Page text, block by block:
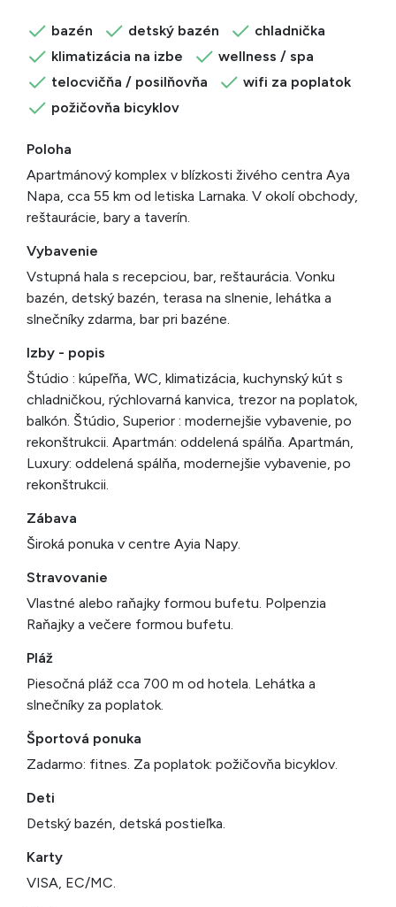
bazén detský bazén
chladnička
klimatizácia na izbe
wellness / spa
telocvičňa / posilňovňa
wifi za poplatok
požičovňa bicyklov
Poloha
Apartmánový komplex v blízkosti živého centra Aya
Napa, cca 55 km od letiska Larnaka. V okolí obchody,
reštaurácie, bary a taverín.
Vybavenie
Vstupná hala s recepciou, bar, reštaurácia. Vonku
bazén, detský bazén, terasa na slnenie, lehátka a
slnečníky zdarma, bar pri bazéne.
Izby - popis
Štúdio : kúpeľňa, WC, klimatizácia, kuchynský kút s
chladničkou, rýchlovarná kanvica, trezor na poplatok,
balkón. Štúdio, Superior : modernejšie vybavenie, po
rekonštrukcii. Apartmán: oddelená spálňa. Apartmán,
Luxury: oddelená spálňa, modernejšie vybavenie, po
rekonštrukcii.
Zábava
Široká ponuka v centre Ayia Napy.
Stravovanie
Vlastné alebo raňajky formou bufetu. Polpenzia
Raňajky a večere formou bufetu.
Pláž
Piesočná pláž cca 700 m od hotela. Lehátka a
slnečníky za poplatok.
Športová ponuka
Zadarmo: fitnes. Za poplatok: požičovňa bicyklov.
Deti
Detský bazén, detská postieľka.
Karty
VISA, EC/MC.